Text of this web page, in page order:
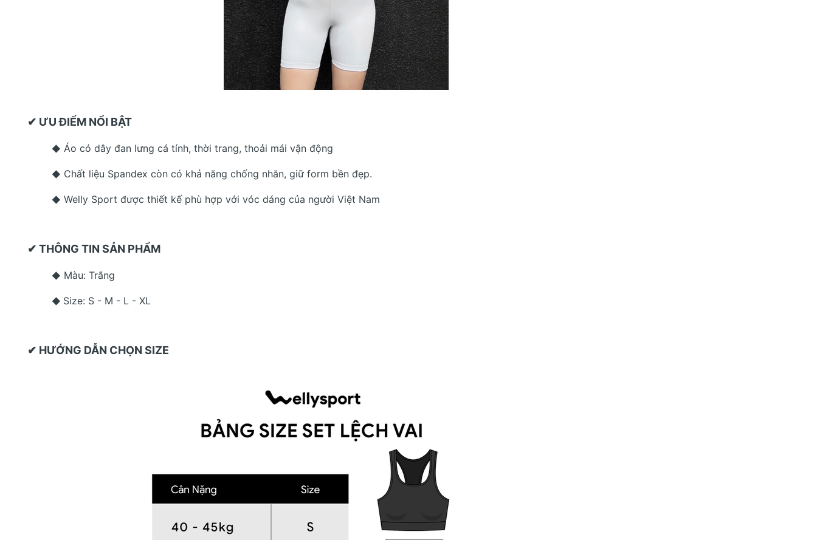
✔ ƯU ĐIỂM NỔI BẬT
◆ Áo có dây đan lưng cá tính, thời trang, thoải mái vận động
◆ Chất liệu Spandex còn có khả năng chống nhăn, giữ form bền đẹp.
◆ Welly Sport được thiết kế phù hợp với vóc dáng của người Việt Nam
✔ THÔNG TIN SẢN PHẨM
◆ Màu: Trắng
◆ Size: S - M - L - XL
✔ HƯỚNG DẪN CHỌN SIZE